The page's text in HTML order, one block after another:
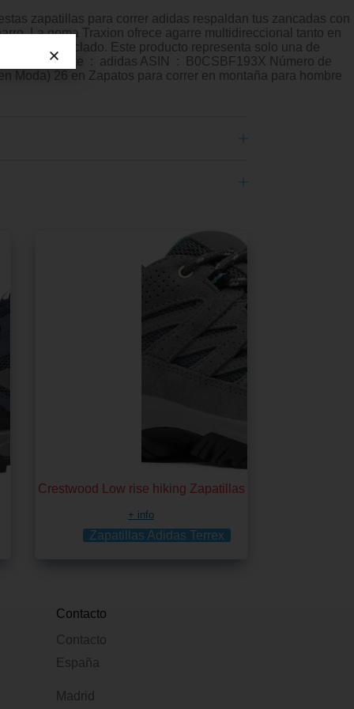
zapatillas para correr adidas respaldan tus zancadas con
La goma Traxion ofrece agarre multidireccional tanto en
reciclado. Este producto representa solo una de
Crestwood Low rise hiking Zapatillas
+ info
Zapatillas Adidas Terrex
Contacto
Contacto
España
Madrid